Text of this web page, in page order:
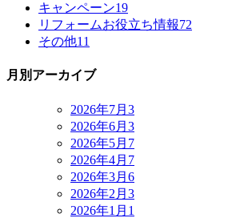
キャンペーン19
リフォームお役立ち情報72
その他11
月別アーカイブ
2026年7月 3
2026年6月 3
2026年5月 7
2026年4月 7
2026年3月 6
2026年2月 3
2026年1月 1